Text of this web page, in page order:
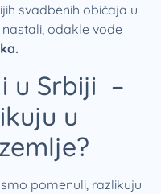
svadbenih običaja u
odakle vode
u Srbiji –
u
pomenuli, razlikuju